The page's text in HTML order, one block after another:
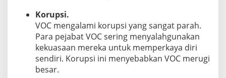
Korupsi.
VOC mengalami korupsi yang sangat parah.
Para pejabat VOC sering menyalahgunakan
kekuasaan mereka untuk memperkaya diri
sendiri. Korupsi ini menyebabkan VOC merugi
besar.